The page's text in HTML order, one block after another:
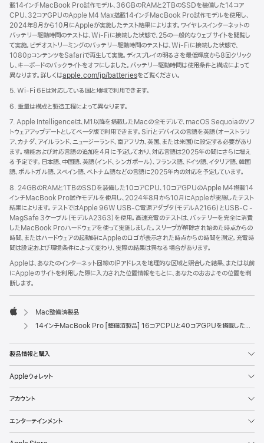
載14インチMacBook Pro試作モデル、36GBのRAMと2TBのSSDを装備した14コア
CPU、32コアGPUのApple M4 Max搭載14インチMacBook Pro試作モデルを使用し、
2024年8月から10月にAppleが実施したテスト結果によります。ワイヤレスインターネットの
バッテリー駆動時間のテストは、Wi-Fiに接続した状態で、25の一般的なウェブサイトを閲覧し
て実施。ビデオストリーミングのバッテリー駆動時間のテストは、Wi-Fiに接続した状態で、
1080pコンテンツをSafariで再生して実施。ディスプレイの明るさを最低輝度から8回クリック
し、キーボードのバックライトをオフにしました。バッテリー駆動時間は使用条件と構成によって
異なります。詳しくはapple.com/jp/batteriesをご覧ください。
5. Wi-Fi 6Eは対応している国と地域で利用できます。
6. 重量は構成と製造工程によって異なります。
7. Apple Intelligenceは、M1以降を搭載したMacの全モデルで、macOS Sequoiaのソフ
トウェアアップデートとしてベータ版で利用できます。Siriとデバイスの言語を英語（オーストラリ
ア、カナダ、アイルランド、ニュージーランド、南アフリカ、英国、または米国）に設定する必要があり
ます。機能および対応言語の追加を4月に予定しており、対応言語は2025年の間にさらに増え
る予定です。日本語、中国語、英語（インド、シンガポール）、フランス語、ドイツ語、イタリア語、韓国
語、ポルトガル語、スペイン語、ベトナム語などの言語に2025年内の対応を予定していま す 。
8. 24GBのRAMと1TBのSSDを装備した10コアCPU、10コアGPUのApple M4搭載14
インチMacBook Pro試作モデルを使用し、2024年8月から10月にAppleが実施したテスト
結果によります。テストではApple 96W USB-C電源アダプタ（モデルA2166）とUSB-C -
MagSafe 3ケーブル（モデルA2363）を使用。高速充電のテストは、バッテリーを完全に消費
したMacBook Proハードウェアを使って実施しました。スリープが解除され始めた時点からの
時間、またはハードウェアの起動時にAppleのロゴが表示された時点からの時間を測定。充電時
間は設定および環境条件によって変わり、実際の結果は異なる場合があります。
Appleは、あなたのインターネット回線のIPアドレスを地理的な区域と照合した結果、または以前
にAppleのサイトを利用した際に入力された位置情報をもとに、あなたのおおよその位置を判
断します。
Apple
Mac整備済製品
14インチMacBook Pro [整備済製品] 16コアCPUと40コアGPUを搭載したApple M4 Maxチップ、Nano-textureディスプレイ - スペースブラック
製品情報と購入
Appleウォレット
アカウント
エンターテインメント